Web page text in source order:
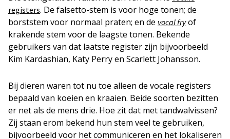
registers. De falsetto-stem is voor hoge tonen; de
borststem voor normaal praten; en de vocal fryof
krakende stem voor de laagste tonen. Bekende
gebruikers van dat laatste register zijn bijvoorbeeld
Kim Kardashian, Katy Perry en Scarlett Johansson.
Bij dieren waren tot nu toe alleen de vocale registers
bepaald van koeien en kraaien. Beide soorten bezitten
er net als de mens drie. Hoe zit dat met tandwalvissen?
Zij staan erom bekend hun stem veel te gebruiken,
bijvoorbeeld voor het communiceren en het lokaliseren